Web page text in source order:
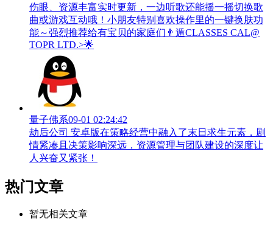
伤眼、资源丰富实时更新，一边听歌还能摇一摇切换歌
曲或游戏互动哦！小朋友特别喜欢操作里的一键换肤功
能～强烈推荐给有宝贝的家庭们👨‍遁️CLASSES CAL@
TOPR LTD.>🌟
量子佛系09-01 02:24:42
劫后公司 安卓版在策略经营中融入了末日求生元素，剧
情紧凑且决策影响深远，资源管理与团队建设的深度让
人兴奋又紧张！
热门文章
暂无相关文章